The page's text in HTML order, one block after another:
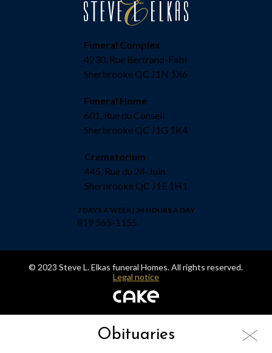
Funeral Complex
4230, Rue Bertrand-Fabi
Sherbrooke QC J1N 1X6
Funeral Home
601, Rue du Conseil
Sherbrooke QC J1G 1K4
Crematorium
445, Rue du 24-Juin
Sherbrooke QC J1E 1H1
7 DAYS A WEEK | 24 HOURS A DAY
819 565-1155
© 2023 Steve L. Elkas funeral Homes. All rights reserved.
Legal notice
Obituaries